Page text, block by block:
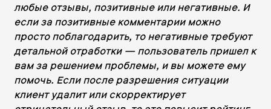
любые отзывы, позитивные или негативные. И
если за позитивные комментарии можно
просто поблагодарить, то негативные требуют
детальной отработки — пользователь пришел к
вам за решением проблемы, и вы можете ему
помочь. Если после разрешения ситуации
клиент удалит или скорректирует